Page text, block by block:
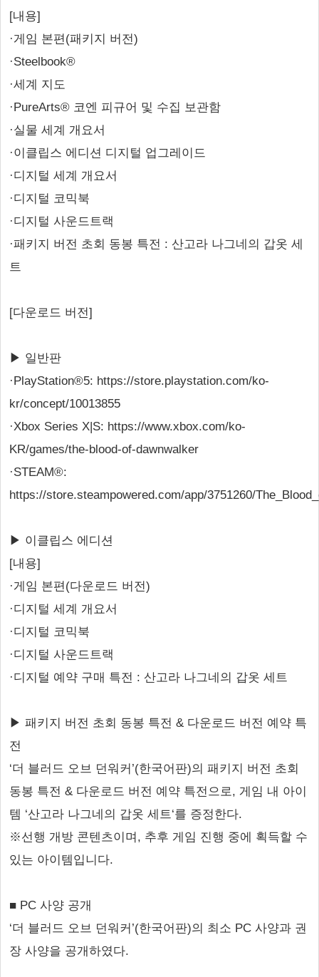
[내용]
·게임 본편(패키지 버전)
·Steelbook®
·세계 지도
·PureArts® 코엔 피규어 및 수집 보관함
·실물 세계 개요서
·이클립스 에디션 디지털 업그레이드
·디지털 세계 개요서
·디지털 코믹북
·디지털 사운드트랙
·패키지 버전 초회 동봉 특전 : 산고라 나그네의 갑옷 세
트
[다운로드 버전]
▶ 일반판
·PlayStation®5: https://store.playstation.com/ko-
kr/concept/10013855
·Xbox Series X|S: https://www.xbox.com/ko-
KR/games/the-blood-of-dawnwalker
·STEAM®:
https://store.steampowered.com/app/3751260/
▶ 이클립스 에디션
[내용]
·게임 본편(다운로드 버전)
·디지털 세계 개요서
·디지털 코믹북
·디지털 사운드트랙
·디지털 예약 구매 특전 : 산고라 나그네의 갑옷 세트
▶ 패키지 버전 초회 동봉 특전 & 다운로드 버전 예약 특
전
‘더 블러드 오브 던워커’(한국어판)의 패키지 버전 초회
동봉 특전 & 다운로드 버전 예약 특전으로, 게임 내 아이
템 ‘산고라 나그네의 갑옷 세트‘를 증정한다.
※선행 개방 콘텐츠이며, 추후 게임 진행 중에 획득할 수
있는 아이템입니다.
■ PC 사양 공개
‘더 블러드 오브 던워커’(한국어판)의 최소 PC 사양과 권
장 사양을 공개하였다.